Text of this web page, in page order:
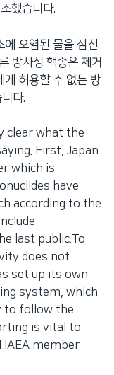
했습니다.
에 오염된 물을 점진
방사성 핵종은 제거
게 허용할 수 없는 방
다.
clear what the
First, Japan
which is
have
according to the
last public.To
does not
set up its own
system, which
to follow the
is vital to
member